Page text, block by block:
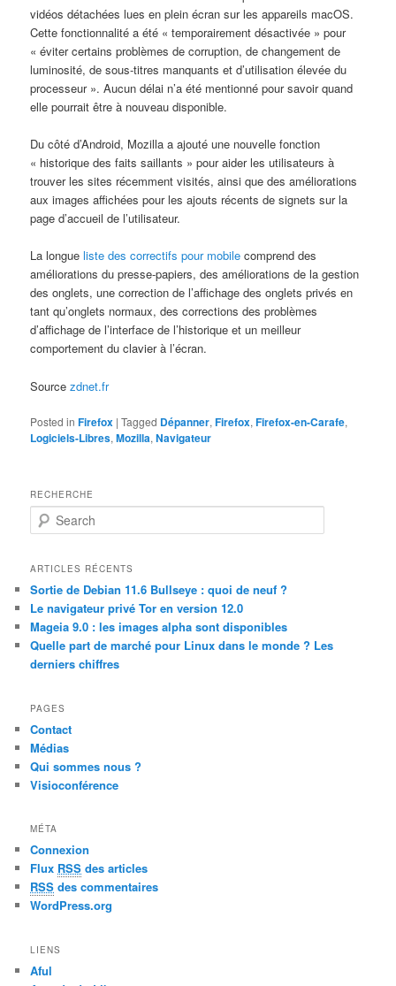
vidéos détachées lues en plein écran sur les appareils macOS.
Cette fonctionnalité a été « temporairement désactivée » pour
« éviter certains problèmes de corruption, de changement de
luminosité, de sous-titres manquants et d’utilisation élevée du
processeur ». Aucun délai n’a été mentionné pour savoir quand
elle pourrait être à nouveau disponible.
Du côté d’Android, Mozilla a ajouté une nouvelle fonction
« historique des faits saillants » pour aider les utilisateurs à
trouver les sites récemment visités, ainsi que des améliorations
aux images affichées pour les ajouts récents de signets sur la
page d’accueil de l’utilisateur.
La longueliste des correctifs pour mobile comprend des
améliorations du presse-papiers, des améliorations de la gestion
des onglets, une correction de l’affichage des onglets privés en
tant qu’onglets normaux, des corrections des problèmes
d’affichage de l’interface de l’historique et un meilleur
comportement du clavier à l’écran.
Sourcezdnet.fr
Posted in Firefox |Tagged Dépanner,Firefox,Firefox-en-Carafe,
Logiciels-Libres,Mozilla,Navigateur
RECHERCHE
e
r
h
ARTICLES RÉCENTS
Sortie de Debian 11.6 Bullseye : quoi de neuf ?
Le navigateur privé Tor en version 12.0
Mageia 9.0 : les images alpha sont disponibles
Quelle part de marché pour Linux dans le monde ? Les
derniers chiffres
PAGES
Contact
Médias
Qui sommes nous ?
Visioconférence
MÉTA
Connexion
Flux RSS des articles
RSS des commentaires
WordPress.org
LIENS
Aful